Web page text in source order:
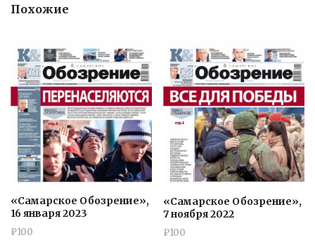
2025
Похожие
«Самарское Обозрение»,
16 января 2023
₽100
«Самарское Обозрение»,
7 ноября 2022
₽100